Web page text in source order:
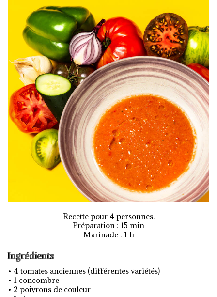
Recette pour 4 personnes.
Préparation : 15 min
Marinade : 1 h
Ingrédients
• 4 tomates anciennes (différentes variétés)
• 1 concombre
• 2 poivrons de couleur